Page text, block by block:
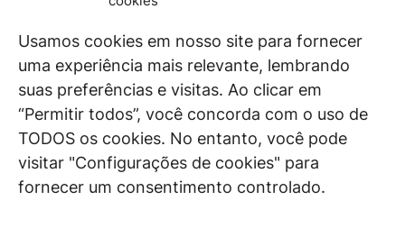
Usamos cookies em nosso site para fornecer
uma experiência mais relevante, lembrando
suas preferências e visitas. Ao clicar em
“Permitir todos”, você concorda com o uso de
TODOS os cookies. No entanto, você pode
visitar "Configurações de cookies" para
fornecer um consentimento controlado.
juristas e doutrinadores nacionais, se posicionam
diante de questões relevantes do cotidiano e
universo jurídico.